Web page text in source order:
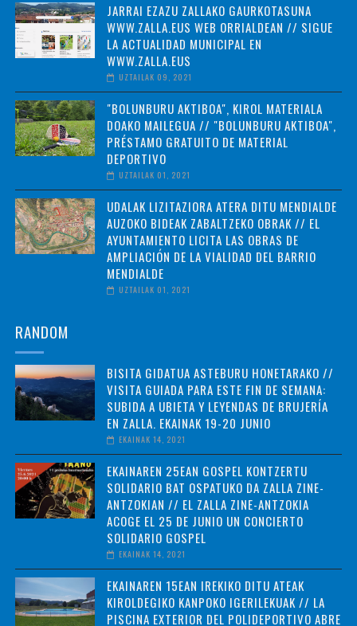
JARRAI EZAZU ZALLAKO GAURKOTASUNA
WWW.ZALLA.EUS WEB ORRIALDEAN // SIGUE
LA ACTUALIDAD MUNICIPAL EN
WWW.ZALLA.EUS
UZTAILAK 09, 2021
"BOLUNBURU AKTIBOA", KIROL MATERIALA
DOAKO MAILEGUA // "BOLUNBURU AKTIBOA",
PRÉSTAMO GRATUITO DE MATERIAL
DEPORTIVO
UZTAILAK 01, 2021
UDALAK LIZITAZIORA ATERA DITU MENDIALDE
AUZOKO BIDEAK ZABALTZEKO OBRAK // EL
AYUNTAMIENTO LICITA LAS OBRAS DE
AMPLIACIÓN DE LA VIALIDAD DEL BARRIO
MENDIALDE
UZTAILAK 01, 2021
RANDOM
BISITA GIDATUA ASTEBURU HONETARAKO //
VISITA GUIADA PARA ESTE FIN DE SEMANA:
SUBIDA A UBIETA Y LEYENDAS DE BRUJERÍA
EN ZALLA. EKAINAK 19-20 JUNIO
EKAINAK 14, 2021
EKAINAREN 25EAN GOSPEL KONTZERTU
SOLIDARIO BAT OSPATUKO DA ZALLA ZINE-
ANTZOKIAN // EL ZALLA ZINE-ANTZOKIA
ACOGE EL 25 DE JUNIO UN CONCIERTO
SOLIDARIO GOSPEL
EKAINAK 14, 2021
EKAINAREN 15EAN IREKIKO DITU ATEAK
KIROLDEGIKO KANPOKO IGERILEKUAK // LA
PISCINA EXTERIOR DEL POLIDEPORTIVO ABRE